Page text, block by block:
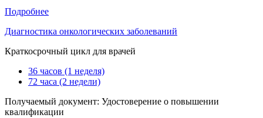
Подробнее
Диагностика онкологических заболеваний
Краткосрочный цикл для врачей
36 часов (1 неделя)
72 часа (2 недели)
Получаемый документ: Удостоверение о повышении
квалификации